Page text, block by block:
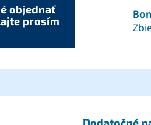
objednať
prosím